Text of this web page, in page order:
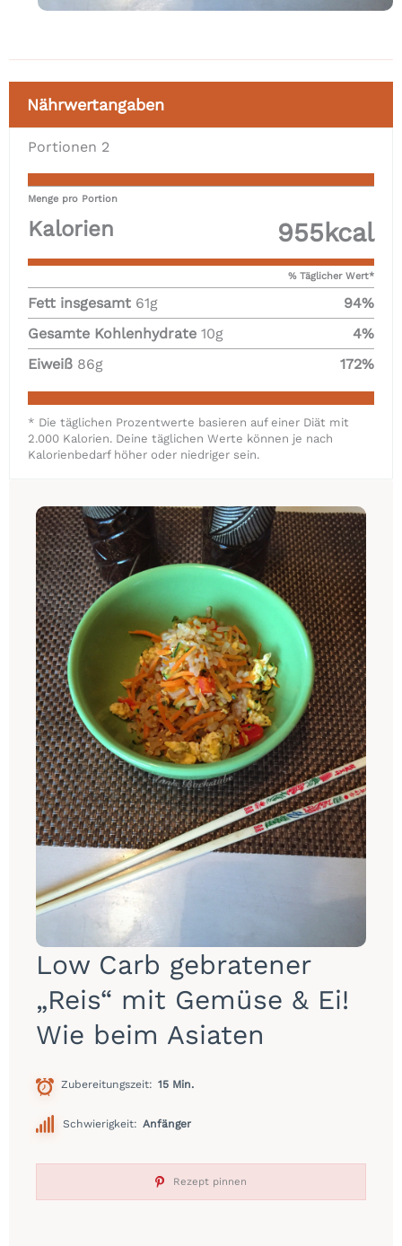
Low Carb gebratener
„Reis“ mit Gemüse & Ei!
Wie beim Asiaten
Zubereitungszeit 15 Min.
Schwierigkeit: Anfänger
Rezept pinnen
Nährwertangaben
Portionen 2
Menge pro Portion
Kalorien 955 kcal
% Täglicher Wert*
Fett insgesamt 61g 94%
Gesamte Kohlenhydrate 10g 4%
Eiweiß 86g 172%
* Die täglichen Prozentwerte basieren auf einer Diät mit
2.000 Kalorien. Deine täglichen Werte können je nach
Kalorienbedarf höher oder niedriger sein.